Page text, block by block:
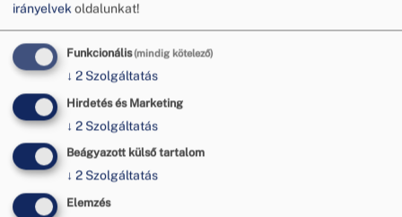
irányelvekoldalunkat!
Funkcionális(mindig kötelező)
↓ 2 Szolgáltatás
Hirdetés és Marketing
↓ 2 Szolgáltatás
Beágyazott külső tartalom
↓ 2 Szolgáltatás
Elemzés